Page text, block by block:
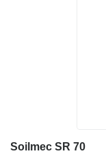
Soilmec SR 70